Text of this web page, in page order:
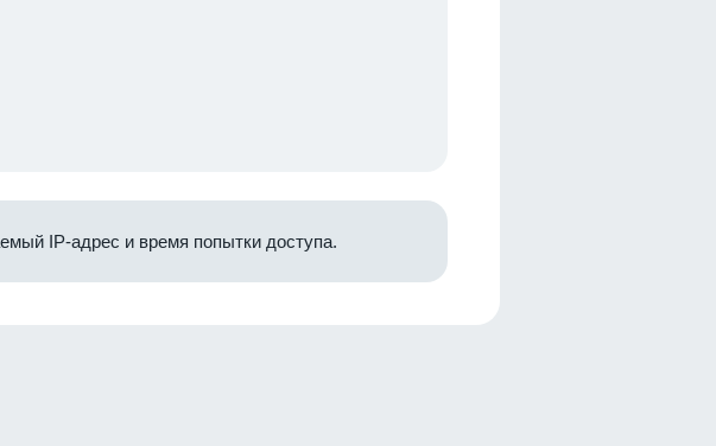
IP-адрес и время попытки доступа.